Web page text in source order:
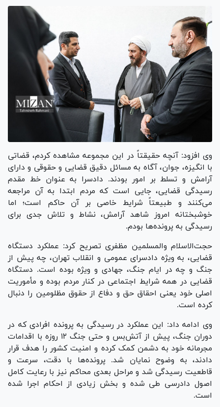
وی افزود: آنچه حقیقتاً در این مجموعه مشاهده کردم، قضاتی
با انگیزه، جوان، آگاه به مسائل دقیق قضایی و حقوقی و دارای
آرامش و تسلط بر امور بودند. دادسرا به عنوان خط مقدم
رسیدگی قضایی، جایی است که مردم ابتدا به آن مراجعه
می‌کنند و طبیعتاً شرایط خاصی بر آن حاکم است؛ اما
خوشبختانه امروز شاهد آرامش، نشاط و تلاش جدی برای
رسیدگی به پرونده‌ها بودم.
حجت‌الاسلام والمسلمین مظفری تصریح کرد: عملکرد دستگاه
قضایی، به ویژه دادسرای عمومی و انقلاب تهران، چه پیش از
جنگ و چه در ایام جنگ، جهادی و ویژه بوده است. دستگاه
قضایی در همه شرایط اجتماعی در کنار مردم بوده و مأموریت
اصلی خود یعنی احقاق حق و دفاع از حقوق مظلومین را دنبال
کرده است.
وی ادامه داد: این عملکرد در رسیدگی به پرونده افرادی که در
دوران جنگ، پیش از آتش‌بس و حتی جنگ ۱۲ روزه با اقدامات
مجرمانه خود به دشمن کمک کرده و امنیت کشور را هدف قرار
دادند، به وضوح نمایان شد. پرونده‌ها با دقت، سرعت و
قاطعیت رسیدگی شد و مراحل بعدی محاکم نیز با رعایت کامل
اصول دادرسی طی شده و بخش زیادی از احکام اجرا شده
است.